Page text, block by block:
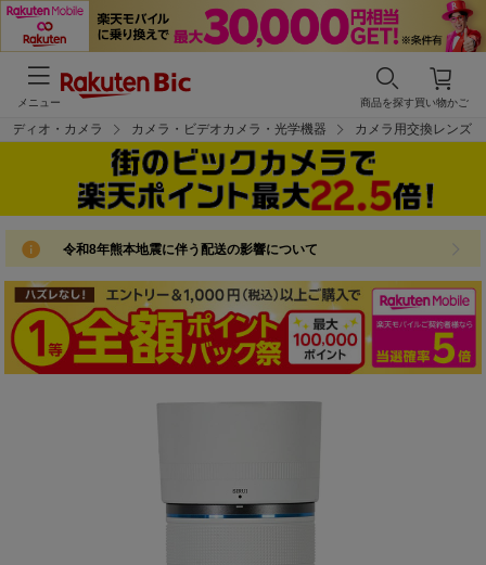
買い物かご
商品を探す
メニュー
ディオ・カメラ カメラ・ビデオカメラ・光学機器 カメラ用交換レンズ
令和8年熊本地震に伴う配送の影響について